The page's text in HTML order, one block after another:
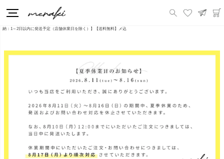
HOME
新商品
納：1～2日以内に発送予定（店舗休業日を除く）】【送料無料】メ込